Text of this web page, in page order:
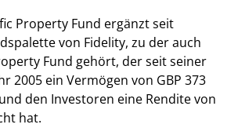
Property Fund ergänzt seit
von Fidelity, zu der auch
Fund gehört, der seit seiner
2005 ein Vermögen von GBP 373
den Investoren eine Rendite von
hat.